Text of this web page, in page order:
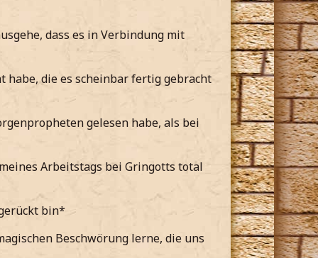
dass es in Verbindung mit
die es scheinbar fertig gebracht
gelesen habe, als bei
Arbeitstags bei Gringotts total
bin*
Beschwörung lerne, die uns